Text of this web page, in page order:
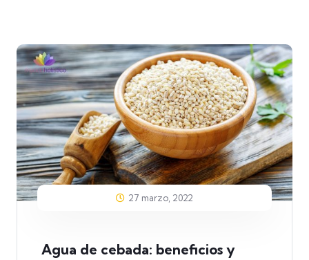
27 marzo, 2022
Agua de cebada: beneficios y